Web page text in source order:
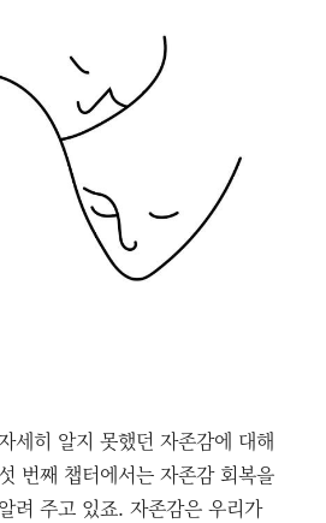
세히 알지 못했던 자존감에 대해
번째 챕터에서는 자존감 회복을
려 주고 있죠. 자존감은 우리가